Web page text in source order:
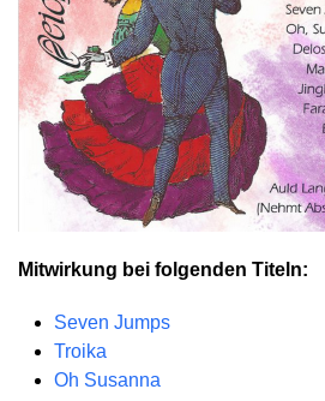
Mitwirkung bei folgenden Titeln:
Seven Jumps
Troika
Oh Susanna